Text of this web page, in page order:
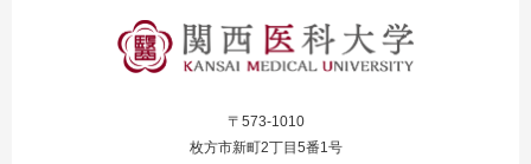
〒573-1010
枚方市新町2丁目5番1号